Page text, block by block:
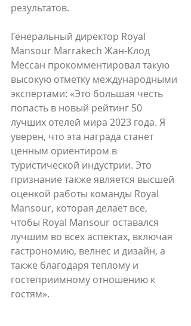
результатов.
Генеральный директор Royal
Mansour Marrakech Жан-Клод
Мессан прокомментировал такую
высокую отметку международными
экспертами: «Это большая честь
попасть в новый рейтинг 50
лучших отелей мира 2023 года. Я
уверен, что эта награда станет
ценным ориентиром в
туристической индустрии. Это
признание также является высшей
оценкой работы команды Royal
Mansour, которая делает все,
чтобы Royal Mansour оставался
лучшим во всех аспектах, включая
гастрономию, велнес и дизайн, а
также благодаря теплому и
гостеприимному отношению к
гостям».